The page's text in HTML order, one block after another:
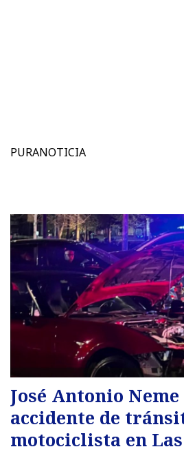
PURANOTICIA
José Antonio
accidente de
motociclista en Las